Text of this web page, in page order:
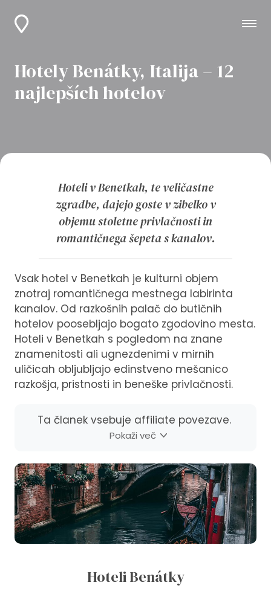
Hotely Benátky, Italija – 12
najlepších hotelov
Hoteli v Benetkah, te veličastne
zgradbe, dajejo goste v zibelko v
objemu stoletne privlačnosti in
romantičnega šepeta s kanalov.
Vsak hotel v Benetkah je kulturni objem
znotraj romantičnega mestnega labirinta
kanalov. Od razkošnih palač do butičnih
hotelov poosebljajo bogato zgodovino mesta.
Hoteli v Benetkah s pogledom na znane
znamenitosti ali ugnezdenimi v mirnih
uličicah obljubljajo edinstveno mešanico
razkošja, pristnosti in beneške privlačnosti.
Ta članek vsebuje affiliate povezave.
Pokaži več
Hoteli Benátky